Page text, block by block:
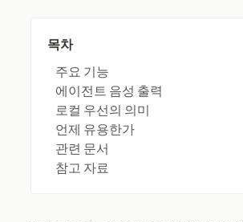
목차
주요 기능
에이전트 음성 출력
로컬 우선의 의미
언제 유용한가
관련 문서
참고 자료